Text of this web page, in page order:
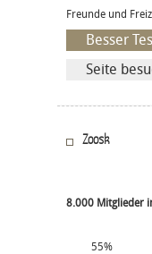
Freunde und
Besser
Seite
Zoosk
8.000 Mitglieder
55%